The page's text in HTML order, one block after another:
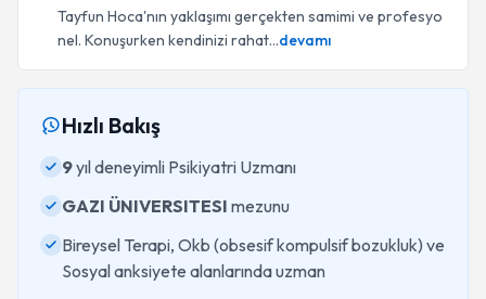
Tayfun Hoca'nın yaklaşımı gerçekten samimi ve profesyo
nel. Konuşurken kendinizi rahat...devamı
Hızlı Bakış
9yıl deneyimli Psikiyatri Uzmanı
GAZI ÜNIVERSITESI mezunu
Bireysel Terapi, Okb (obsesif kompulsif bozukluk) ve
Sosyal anksiyete alanlarında uzman